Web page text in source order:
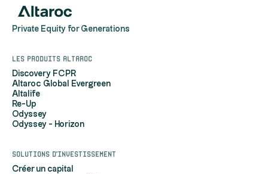
Private Equity for Generations
Les produits Altaroc
Discovery FCPR
Altaroc Global Evergreen
Altalife
Re-Up
Odyssey
Odyssey - Horizon
Solutions d'investissement
Créer un capital